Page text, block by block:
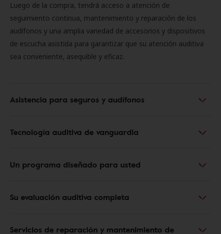
Luego de la compra, tendrá acceso a atención de
seguimiento continua, mantenimiento y reparación de los
audífonos y una amplia variedad de accesorios y dispositivos
de escucha asistida para garantizar que su atención auditiva
sea conveniente, asequible y eficaz.
Asistencia para seguros y audífonos
Tecnología auditiva de vanguardia
Un programa diseñado para usted
Su evaluación auditiva completa
Servicios de reparación y mantenimiento de